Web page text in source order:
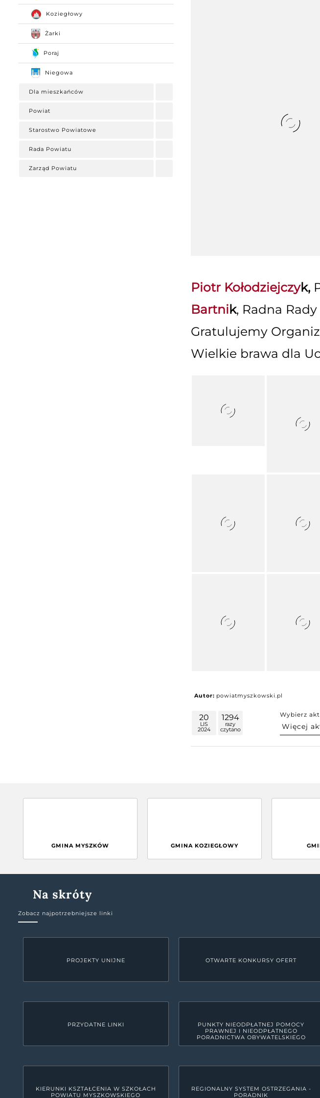
Koziegłowy
Żarki
Poraj
Niegowa
Dla mieszkańców
Powiat
Starostwo Powiatowe
Rada Powiatu
Zarząd Powiatu
Piotr Kołodziejczyk,
Bartnik, Radna
Gratulujemy
Wielkie brawa dla
Autor: powiatmyszkowski.pl
20
LIS
2024
1294
razy
czytano
Wybierz
GMINA MYSZKÓW GMINA KOZIEGŁOWY
Na skróty
Zobacz najpotrzebniejsze linki
PROJEKTY UNIJNE OTWARTE KONKURSY OFERT
PRZYDATNE LINKI
PUNKTY NIEODPŁATNEJ POMOCY
PRAWNEJ I NIEODPŁATNEGO
PORADNICTWA OBYWATELSKIEGO
KIERUNKI KSZTAŁCENIA W SZKOŁACH
POWIATU MYSZKOWSKIEGO
REGIONALNY SYSTEM OSTRZEGANIA -
PORADNIK
KONTAKT